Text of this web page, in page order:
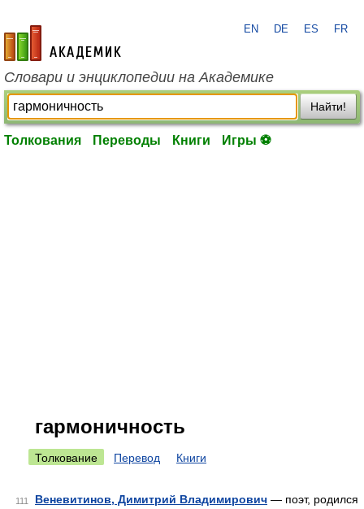
academic.ru
EN DE ES FR
Словари и энциклопедии на Академике
Найти!
Толкования Переводы Книги Игры ⚽
гармоничность
Толкование Перевод Книги
111 Веневитинов, Димитрий Владимирович — поэт, родился